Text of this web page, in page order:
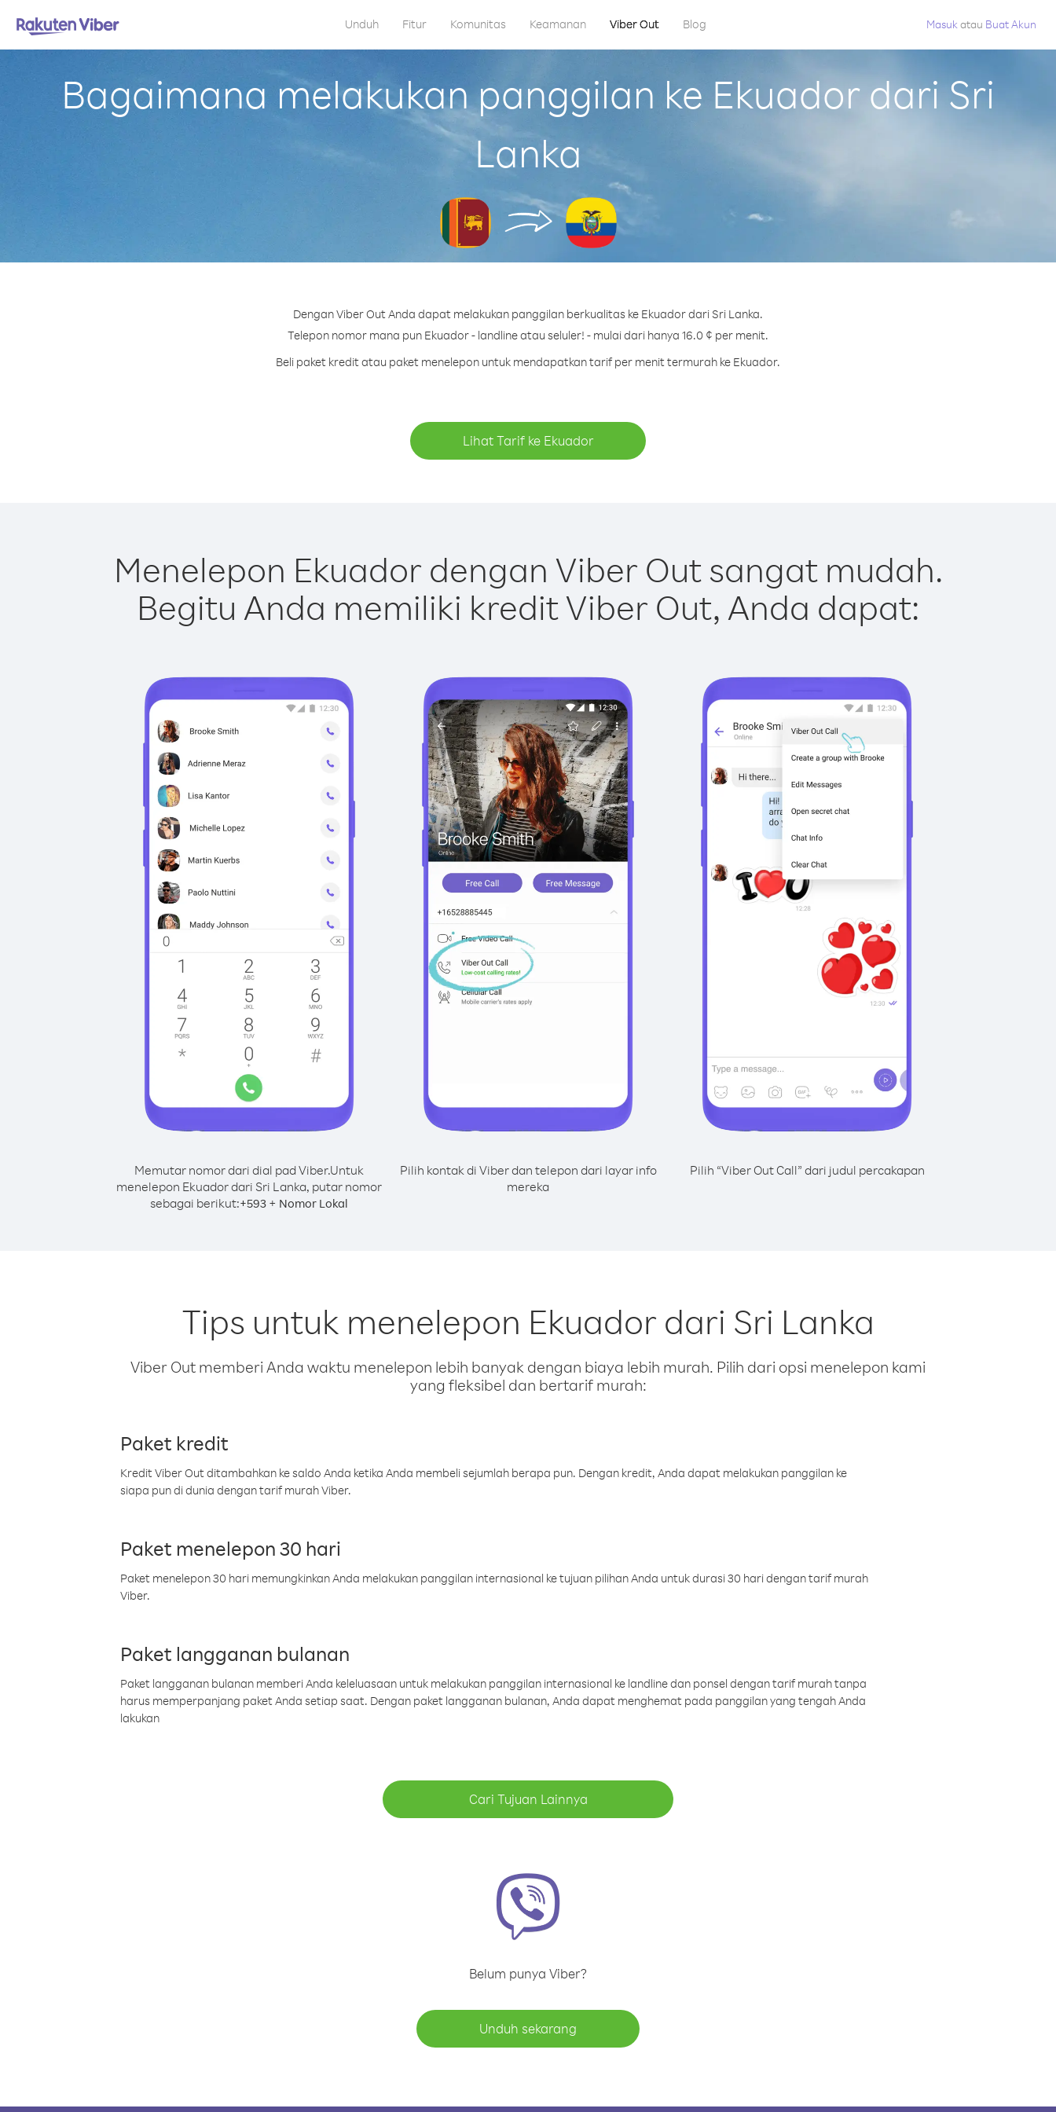
Unduh Fitur Komunitas Keamanan Viber Out Blog Masuk atau Buat Akun
Bagaimana melakukan panggilan ke Ekuador dari Sri
Lanka
Dengan Viber Out Anda dapat melakukan panggilan berkualitas ke Ekuador dari Sri Lanka.
Telepon nomor mana pun Ekuador - landline atau seluler! - mulai dari hanya 16.0 ¢ per menit.
Beli paket kredit atau paket menelepon untuk mendapatkan tarif per menit termurah ke Ekuador.
Lihat Tarif ke Ekuador
Menelepon Ekuador dengan Viber Out sangat mudah.
Begitu Anda memiliki kredit Viber Out, Anda dapat:
Memutar nomor dari dial pad Viber.Untuk
menelepon Ekuador dari Sri Lanka, putar nomor
sebagai berikut:+593 + Nomor Lokal
Pilih kontak di Viber dan telepon dari layar info
mereka
Pilih “Viber Out Call” dari judul percakapan
Tips untuk menelepon Ekuador dari Sri Lanka
Viber Out memberi Anda waktu menelepon lebih banyak dengan biaya lebih murah. Pilih dari opsi menelepon kami
yang fleksibel dan bertarif murah:
Paket kredit
Kredit Viber Out ditambahkan ke saldo Anda ketika Anda membeli sejumlah berapa pun. Dengan kredit, Anda dapat melakukan panggilan ke
siapa pun di dunia dengan tarif murah Viber.
Paket menelepon 30 hari
Paket menelepon 30 hari memungkinkan Anda melakukan panggilan internasional ke tujuan pilihan Anda untuk durasi 30 hari dengan tarif murah
Viber.
Paket langganan bulanan
Paket langganan bulanan memberi Anda keleluasaan untuk melakukan panggilan internasional ke landline dan ponsel dengan tarif murah tanpa
harus memperpanjang paket Anda setiap saat. Dengan paket langganan bulanan, Anda dapat menghemat pada panggilan yang tengah Anda
lakukan
Cari Tujuan Lainnya
Belum punya Viber?
Unduh sekarang